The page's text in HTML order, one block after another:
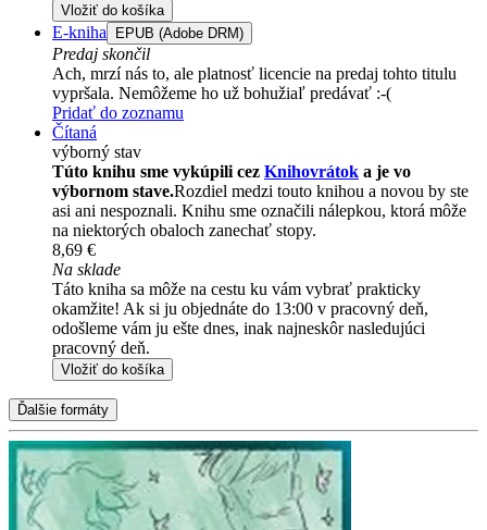
Vložiť do košíka
E-kniha EPUB (Adobe DRM)
Predaj skončil
Ach, mrzí nás to, ale platnosť licencie na predaj tohto titulu
vypršala. Nemôžeme ho už bohužiaľ predávať :-(
Pridať do zoznamu
Čítaná
výborný stav
Túto knihu sme vykúpili cez Knihovrátok a je vo
výbornom stave.Rozdiel medzi touto knihou a novou by ste
asi ani nespoznali. Knihu sme označili nálepkou, ktorá môže
na niektorých obaloch zanechať stopy.
8,69 €
Na sklade
Táto kniha sa môže na cestu ku vám vybrať prakticky
okamžite! Ak si ju objednáte do 13:00 v pracovný deň,
odošleme vám ju ešte dnes, inak najneskôr nasledujúci
pracovný deň.
Vložiť do košíka
Ďalšie formáty